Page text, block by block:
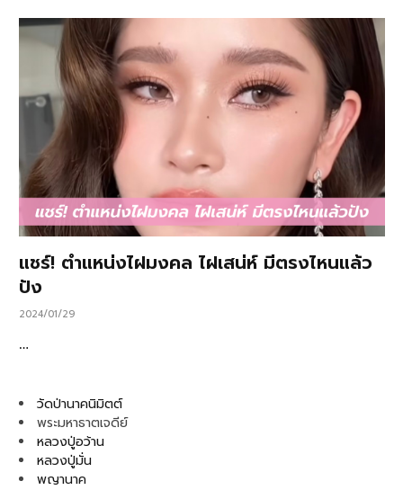
แชร์! ตำแหน่งไฝมงคล ไฝเสน่ห์ มีตรงไหนแล้ว
ปัง
2024/01/29
…
วัดป่านาคนิมิตต์
พระมหาธาตเจดีย์
หลวงปู่อว้าน
หลวงปู่มั่น
พญานาค